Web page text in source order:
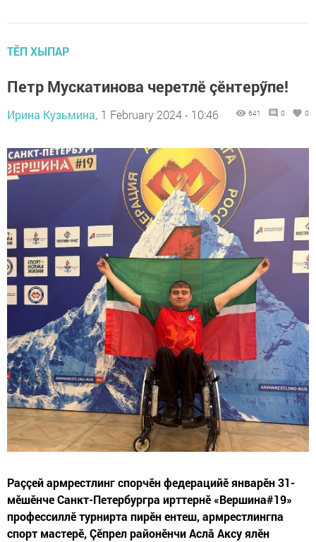
ТӖП ХЫПАР
Петр Мускатинова черетлӗ çӗнтерӳпе!
Ирина Кузьмина, 1 February 2024 - 10:46 641 0 0
Раççей армрестлинг спорчӗн федерацийӗ январӗн 31-
мӗшӗнче Санкт-Петербургра ирттернӗ «Вершина#19»
профессиллӗ турнирта пирӗн ентеш, армрестлингпа
спорт мастерӗ, Çӗпрел районӗнчи Аслă Аксу ялӗн